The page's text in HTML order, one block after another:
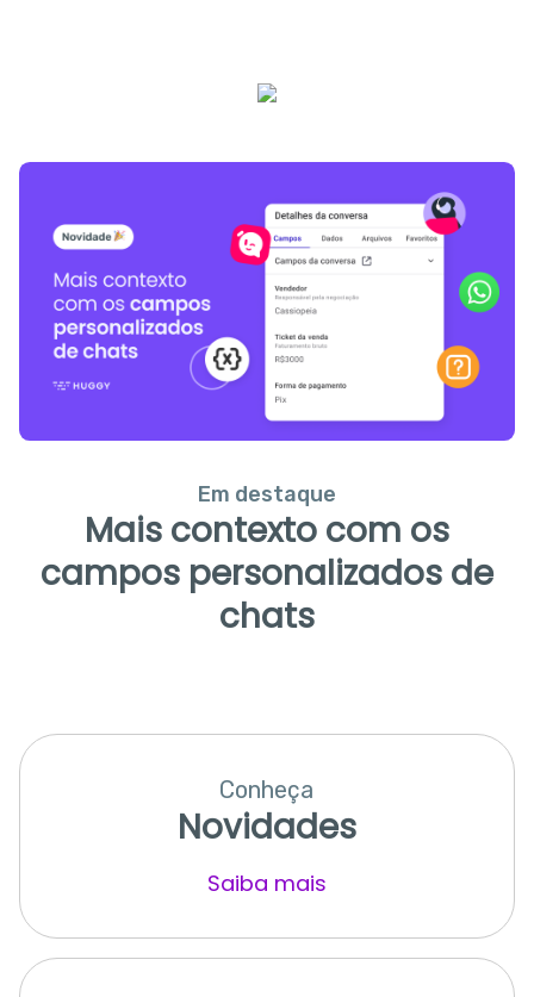
Em destaque
Mais contexto com os
campos personalizados de
chats
Conheça
Novidades
Saiba mais